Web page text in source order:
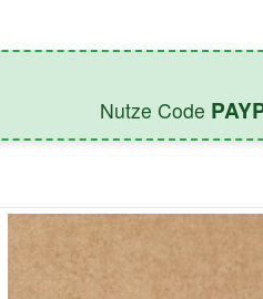
Nutze Code